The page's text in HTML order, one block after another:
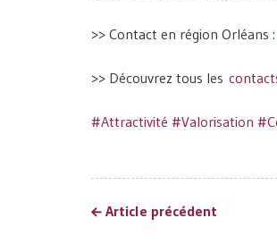
>> Contact en région Orléans :
>> Découvrez tous les
#Attractivité #Valorisation #
Article précédent